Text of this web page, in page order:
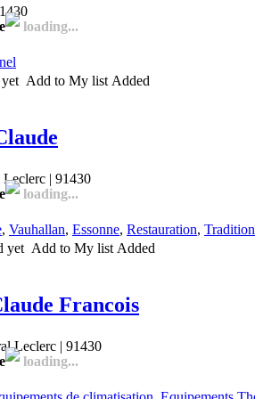
loading...
Add to My list Added
| 91430
loading...
, Vauhallan, Essonne, Restauration,
yet Add to My list Added
Francois
Leclerc | 91430
loading...